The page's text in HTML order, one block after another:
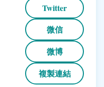
Twitter
微信
微博
複製連結